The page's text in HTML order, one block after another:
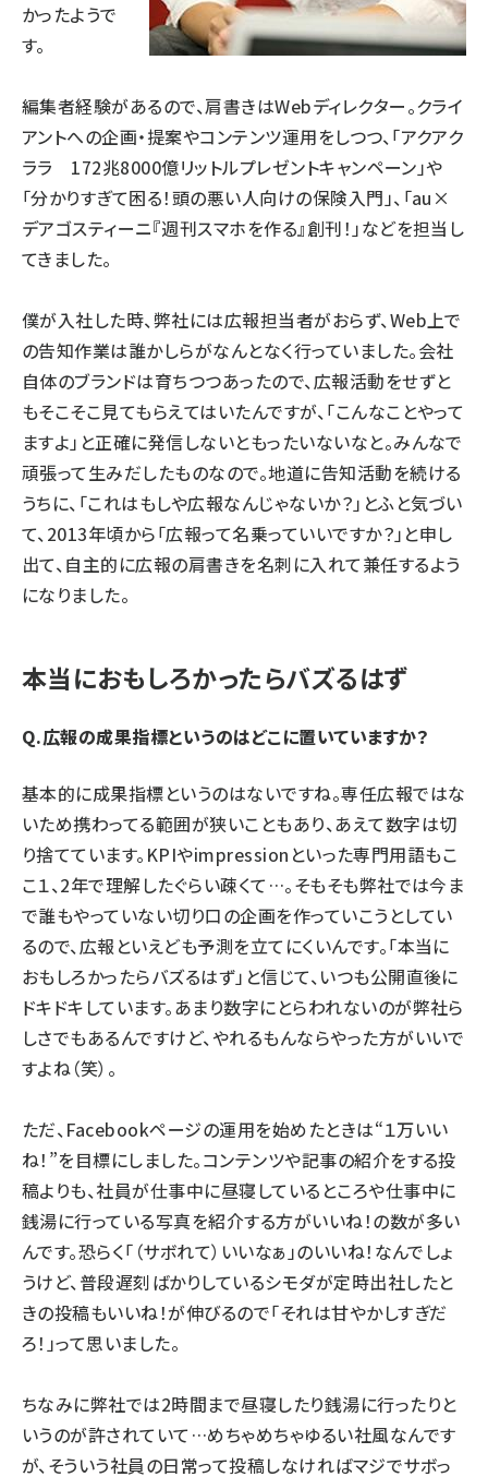
かったようで
す。
編集者経験があるので、肩書きはWebディレクター。クライ
アントへの企画・提案やコンテンツ運用をしつつ、「アクアク
ララ 172兆8000億リットルプレゼントキャンペーン」や
「分かりすぎて困る！頭の悪い人向けの保険入門」、「au×
デアゴスティーニ『週刊スマホを作る』創刊！」などを担当し
てきました。
僕が入社した時、弊社には広報担当者がおらず、Web上で
の告知作業は誰かしらがなんとなく行っていました。会社
自体のブランドは育ちつつあったので、広報活動をせずと
もそこそこ見てもらえてはいたんですが、「こんなことやって
ますよ」と正確に発信しないともったいないなと。みんなで
頑張って生みだしたものなので。地道に告知活動を続ける
うちに、「これはもしや広報なんじゃないか？」とふと気づい
て、2013年頃から「広報って名乗っていいですか？」と申し
出て、自主的に広報の肩書きを名刺に入れて兼任するよう
になりました。
本当におもしろかったらバズるはず
Q.広報の成果指標というのはどこに置いていますか？
基本的に成果指標というのはないですね。専任広報ではな
いため携わってる範囲が狭いこともあり、あえて数字は切
り捨てています。KPIやimpressionといった専門用語もこ
こ１、2年で理解したぐらい疎くて…。そもそも弊社では今ま
で誰もやっていない切り口の企画を作っていこうとしてい
るので、広報といえども予測を立てにくいんです。「本当に
おもしろかったらバズるはず」と信じて、いつも公開直後に
ドキドキしています。あまり数字にとらわれないのが弊社ら
しさでもあるんですけど、やれるもんならやった方がいいで
すよね（笑）。
ただ、Facebookページの運用を始めたときは“１万いい
ね！”を目標にしました。コンテンツや記事の紹介をする投
稿よりも、社員が仕事中に昼寝しているところや仕事中に
銭湯に行っている写真を紹介する方がいいね！の数が多い
んです。恐らく「（サボれて）いいなぁ」のいいね！なんでしょ
うけど、普段遅刻ばかりしているシモダが定時出社したと
きの投稿もいいね！が伸びるので「それは甘やかしすぎだ
ろ！」って思いました。
ちなみに弊社では2時間まで昼寝したり銭湯に行ったりと
いうのが許されていて…めちゃめちゃゆるい社風なんです
が、そういう社員の日常って投稿しなければマジでサボっ